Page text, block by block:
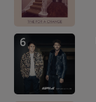
6